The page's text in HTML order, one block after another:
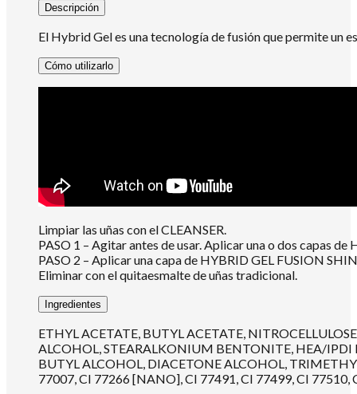
Descripción
El Hybrid Gel es una tecnología de fusión que permite un
Cómo utilizarlo
Limpiar las uñas con el CLEANSER.
PASO 1 – Agitar antes de usar. Aplicar una o dos capas
PASO 2 – Aplicar una capa de HYBRID GEL FUSION
Eliminar con el quitaesmalte de uñas tradicional.
Ingredientes
ETHYL ACETATE, BUTYL ACETATE,
ALCOHOL, STEARALKONIUM BENTONITE, HEA/IPDI
BUTYL ALCOHOL, DIACETONE ALCOHOL,
77007, CI 77266 [NANO], CI 77491, CI 77499, CI 77510,